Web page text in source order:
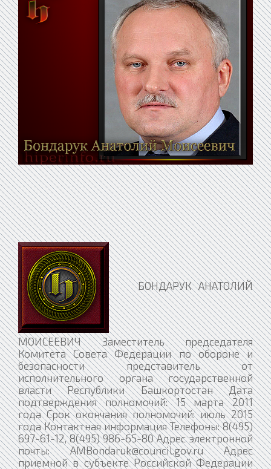
БОНДАРУК АНАТОЛИЙ МОИСЕЕВИЧ Заместитель председателя Комитета Совета Федерации по обороне и безопасности представитель от исполнительного органа государственной власти Республики Башкортостан Дата подтверждения полномочий: 15 марта 2011 года Срок окончания полномочий: июль 2015 года Контактная информация Телефоны: 8(495) 697-61-12, 8(495) 986-65-80 Адрес электронной почты: AMBondaruk@council.gov.ru Адрес приемной в субъекте Российской Федерации 450101, г. Уфа, ул. Тукаева, д. 46, комн. 355 (347) 251-69-07 Образование: 1981 - Ростовское высшее военное командное училище им. Главного маршала артиллерии М.И. Неделина (офицер с высшим военно-специальным образованием, военного инженера по радиоэлектронике) 1989 - Военная академия им. Ф.Э. Дзержинского (офицер с высшим военным образованием) Ученые степени: кандидат экономических наук кандидат технических наук Должность перед избранием (назначением): президент Торгово-Промышленной палаты Республики Башкортостан, депутат Государственного Собрания - Курултая Республики Башкортостан четвертого созыва на непостоянной основе Рустэм Хамитов назначил Анатолия Бондарука членом Совета Федерации от Башкортостана Анатолий Моисеевич Бондарук Родился 21.03.1958 г. Должность: Член Совета Федерации Бондарук Анатолий Моисеевич Срок полномочий: с 15.03.2011 по 01.07.2015 гг. Родился на Украине. С 1976 по 1994 гг. служил на различных штабных и командных постах в ракетных войсках стратегического назначения РФ. В 1981 году получил диплом Ростовского высшего военного командного училища им. М.И. Неделина. В 1989 году получил диплом Военной академии им. Ф.Э. Дзержинского. С 1994 по 1997 гг. занимался предпринимательской деятельностью. В 1997 году стал учредителем и генеральным директором нефтехимической группы "Селена". С 2005 по 2008 гг. работал генеральным директором ОАО «Полиэф». В 2008 году был назначен на пост председателя совета директоров акционерного общества «Полиэф», был президентом Группы компаний «Селена». В 2010 году был назначен на должность Председателя Торгово-промышленной палаты Башкортостана. В начале 2011 года победил на выборах депутатов Гос.Собрания Республики Башкортостан четвёртого созыва. В марте 2011 года стал сенатором в Совете Федерации ФС РФ. Представлял интересы исполнительного органа гос.власти Башкортостана. Был заместителем председателя Комитета Совфеда по обороне и безопасности. Кандидат технических наук, кандидат экономических наук. Интересные факты Имеет почётное звание "Заслуженный химик Республики Башкортостан". Контактная информация Телефон: 6-79-35, 986-65-80 E-mail: AMBondaruk@council.gov.ru Адрес: 450101, г. Уфа, ул. Тукаева, д. 46, комн. 355, т. (347) 251-69-07 Анатолий Моисеевич Бондарук (род. 21 марта 1958 года, г. Казатин Укр. ССР) — член Совета Федерации Федерального Собрания Российской Федерации jот РБ (с 15.03.2011 по 01.07.2015 гг.). Депутат Государственного Собрания-Курултая Республики Башкортостан четвёртого созыва. «Заслуженный химик Республики Башкортостан». Анатолий Моисеевич Бондарук родился 21 марта 1958 года в г. Казатин Винницкой области Украинской СССР. Наряду с общеобразовательной, учился в музыкальной школе, которую закончил в 1975 году. Окончил Ростовскоге высшее военное командное училище им. М. И. Неделина (1981 г.) по специальности инженер по радиоэлектронике, с отличием — командный факультет Военной академии им. Ф. Э. Дзержинского (1989). Места работы (службы): c 1976 по 1994 год служил в НИИ ракетных войск МО СССР (г. Юбилейный Моск. обл.), c 1993 по 1995 год — главный бухгалтер ТОО НПП «Дионис». Ныне полковник в отставке. С 1997 года — генеральный директор нефтехимической группы «Селена» (г. Королев Моск. обл.). В 1997—2005 годах, работая охранником ООО ЧОП «Селена-Сервис», занимался предпринимательской деятельностью в кооперативах. С 2005 по 2008 годы А. М. Бондарук — генеральный директор ОАО «Полиэф» (г. Благовещенск РБ). Усилиями Бондарука А. М. предприятие «Полиэф» было вытянуто из банкротного состояния. С 2008 по 2010 год — президент ЗАО "Группа «Селена». С 2010 по 2011 год — Председатель Торгово-промышленной палаты Башкортостана. В 2011 году избран депутатом Государственного Собрания Республики Башкортостан (Курултай) четвёртого созыва. 15 марта 2011 года на 36-м пленарном заседании Государственного Собрания досрочно прекращены полномочия Анатолия Бондарука как депутата, в связи с его назначением сенатором в Совете Федерации РФ, где был заместителем председателя Комитета Совфеда по обороне и безопасности. В 2011 году защитил кандидатскую диссертацию на тему «Научные основы автоматизированного контроля и управления системами обеспечения промышленной безопасности» Семья: жена, сын и две дочери. Увлечения: верховая езда и настольный теннис. Имеет 4 патента на изобретения. Среди научных работ А. М. Бондарука: Бондарук А. М., Гимаев Р. Н., Кудашева Ф. Х., Бадикова А. Д. Способы утилизации твердых отходов производства терефталевой кислоты // Башкирский химический С. 45-47. Т. 14.  2007. журнал. Бондарук А. М., Гоц С. С., Ямалетдинова К. Ш., Гимаев Р. Н. Математическое моделирование процессов управления балансами накопления жидкости в очистных С. 13-15. № 2.  2008. сооружениях // Экология и промышленность России. Бондарук А. М., Ямалетдинова К. Ш., Гимаев Р. Н., Пыхов С. И. Система экологического менеджмента на предприятии // Экология и промышленность России. С. 28-31. № 4. 2008. Бондарук А. М., Гоц С. С., Ямалетдинова К. Ш., Фахретдинов И. Р., Оточин В. П., Суяргулова А. З., Гареев Р. Ю., Халадов А. Ш., Саляхов В. В. Моделирование процессов управления накоплением жидкости в очистных сооружениях // Нефтяное хозяйство. С. 94-95. № 9. 2008. Хисамиева Г. М., Бондарук А. М., Ямалетдинова К. Ш., Пыхов С. И. Совершенствование системы профессионального образования — один из способов улучшения качества персонала на предприятиях нефтехимической промышленности // НТЖ «Проблемы сбора, подготовки и транспорта нефти и нефтепродуктов» / ИПТЭР. С. 137—139. Вып. 2 (76). 2009. Бондарук А. М., Гоц С. С., Ямалетдинова К. Ш., Гимаев Р. Н. Исследование устойчивости работы очистных систем нефтехимических предприятий с рециркуляцией воды // НТЖ « Проблемы сбора, подготовки и транспорта нефти и нефтепродуктов» / С. 81-85. Вып. 3 (77).  2009. ИПТЭР. Бондарук А. М., Гоц С. С., Хиразов Э. Р., Гимаев Р. Н. Анализ изменения объемной концентрации загрязняющего компонента в буферном накопителе очистных С. 46-47. № 11.  2008. сооружений // Экология и промышленность России. Бондарук А. М. Идентификация, измерение и минимизация загрязняющих веществ на предприятии нефтехимического комплекса ОАО «ПОЛИЭФ» // НТЖ «Проблемы сбора,  Вып. 1(79).  2010. подготовки и транспорта нефти и нефтепродуктов» / ИПТЭР. С. 112—117. Бондарук А. М., Гимаев А. Р., Гоц С. С., Ямалетдинова К. Ш. Организационно-экономические факторы повышения надежности технологического 2010.оборудования // Электронный журнал «Нефтегазовое дело». Бондарук А. М. Характеристика промышленных стоков и вы-бросов в атмосферу нефтехимического комплекса Республики Башкортостан // Электронный журнал 2010. URL: http:/www.ogbus.ru."Нефтегазовое дело". Bondaruk A.M., Gimaev M.R., Mukhametzyanova A.F., Бондарук А. М., Гоц С. С., Гимаев Р. Н., Хакимов Р. М., Нурутдинов А. А., Пыхов Д. С. Анализ функциональных характеристик яркостных профилей оптического изображения структур двухфазных сред // НТЖ «Проблемы сбора, подготовки и С. Вып. 4 (82).  2010. транспорта нефти и нефтепродуктов» / ИПТЭР. 14-19. Бондарук А. М. Управление качеством строительства и выпускаемой продукции  СПб.: ООО «Недра», 2006. в условиях строящегося нефтехимического комплекса. 164 с. Автоматизированная система управления в технологических процессах: Учебное пособие / А. М. Бондарук, С. С. Гоц, К. Ш. Ямалетдинова, Р. Н. Гимаев. 160 с.Уфа: Монография, 2008. Пат. 81956 РФ. Линейный каскадный накопитель системы очистки потока жидкости / А. М. Бондарук, С. С. Гоц, К. Ш. Ямалетдинова, Р. Н. Гимаев (РФ). Опубл. 10.04.2009. Бюл. № 10. Пат. 81955 РФ. Кольцевой каскадный накопитель системы очистки потока жидкости / А. М. Бондарук, С. С. Гоц, К. Ш. Ямалетдинова, Р. Н. Гимаев (РФ). Опубл. 10.04.2009. Бюл. № 10. Бондарук А. М., Гоц С. С., Фахретдинов И. Р., Оточин В. П., Суяргулова А. З., Гареев Р. Ю. Моделирование процессов управления балансами накопления жидкости в очистных сооружениях // Инновации и наукоемкие технологии в образовании и Уфа:экономике. Матер. IV Всеросс. научн.-метод. конф. 16-17 апреля 2008 г. С. 354—359.РИО РУНМЦ МО РБ, 2008. Бондарук А. М., Кудашева Ф. Х., Бадикова А. Д., Мусина А. М. Получение полиэфирной смолы на основе отходов производства терефталевой кислоты // Актуальные проблемы технических, естественных и гуманитарных наук. Матер. Вып. Уфа: Изд-во УГНТУ, 2008. Междунар. научн.-техн. конф. 14-15 мая 2008 г. С. 206—207.3. Бондарук А. М., Кудашева Ф. Х., Бадикова А. Д., Мусина А. М., Гимаев Р. Н. Разработка полиэфирных добавок к битуму // Химические реактивы, реагенты и процессы малотоннажной химии. РЕАКТИВ-2008. Матер. XXI Междунар. научн.-техн. С. 35. Т. 1.  Уфа: Изд-во « Реактив», 2008. конф. 14-16 октября 2008 г. Бондарук А. М., Бадикова А. Д., Мусина А. М., Кудашева Ф. Х., Гимаев Р. Н. К вопросу утилизации твердых отходов производства терефталевой кислоты // Химические реактивы, реагенты и процессы малотоннажной химии РЕАКТИВ-2008. Уфа: Изд-воМатер. XXI Междунар. научн.-техн. конф. 14-16 октября 2008 г. С. 194—195. Т. 1. "Реактив", 2008. Бондарук А. М., Мусина А. М., Бадикова А. Д., Кудашева Ф. Х., Гимаев Р. Н. Разработка полиэфирных добавок к битуму // Региональная школа-конференция для студентов, аспирантов и молодых ученых по математике, физике и химии. Тез. докл. С. 178. Уфа: РИЦ БашГУ, 2008. Бондарук А. М., Гоц С. С., Ямалетдинова К. Ш., Гимаев Р. Н. Оценка устойчивости работы нефтехимических предприятий с рециркуляцией воды через очистные сооружения // Безопасность человека: проблемы и пути решения в современных условиях. Матер. Всеросс. научн.-практ. конф. 8 апреля 2